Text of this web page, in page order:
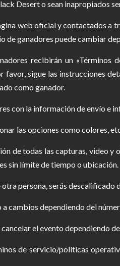
Desert o sean inapropiados
web oficial y contactados
de ganadores puede cambiar
recibirán un
favor, sigue las instrucciones
como ganador.
con la información de envío e
las opciones como colores,
de todas las capturas, video
sin límite de tiempo o ubicación.
persona, serás descalificado
cambios dependiendo del
el evento dependiendo
de servicio/políticas